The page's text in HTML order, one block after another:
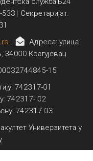
| Секретаријат:
|
Адреса: улица
34000 Крагујевац
15
742317-01
742317- 02
742317-03
Универзитета у